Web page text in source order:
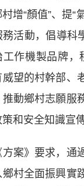
增“顏值”、提
務活動，倡導科
工作機製品牌
威望的村幹部、
推動鄉村志願服
和安全知識宣
》要求，通過
鄉村全面振興實